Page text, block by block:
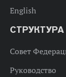
English
СТРУКТУРА
Совет
Руководство